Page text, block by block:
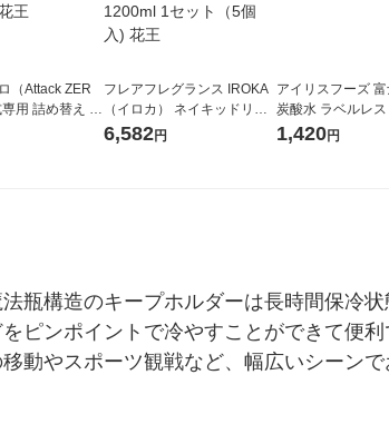
（Attack ZER
用 詰め替え メ
1セット
洗剤 花王
フレアフレグランス IROKA
（イロカ） ネイキッドリリ
ーの香り 柔軟剤 詰め替え 超
特大 1200ml 1セット（5個
6,582円
アイリスフーズ
炭酸水 ラベルレ
箱（24本入）
1,420円
瓶構造のキープホルダーは長時間保冷
ピンポイントで冷やすことができて便
動やスポーツ観戦など、幅広いシーン